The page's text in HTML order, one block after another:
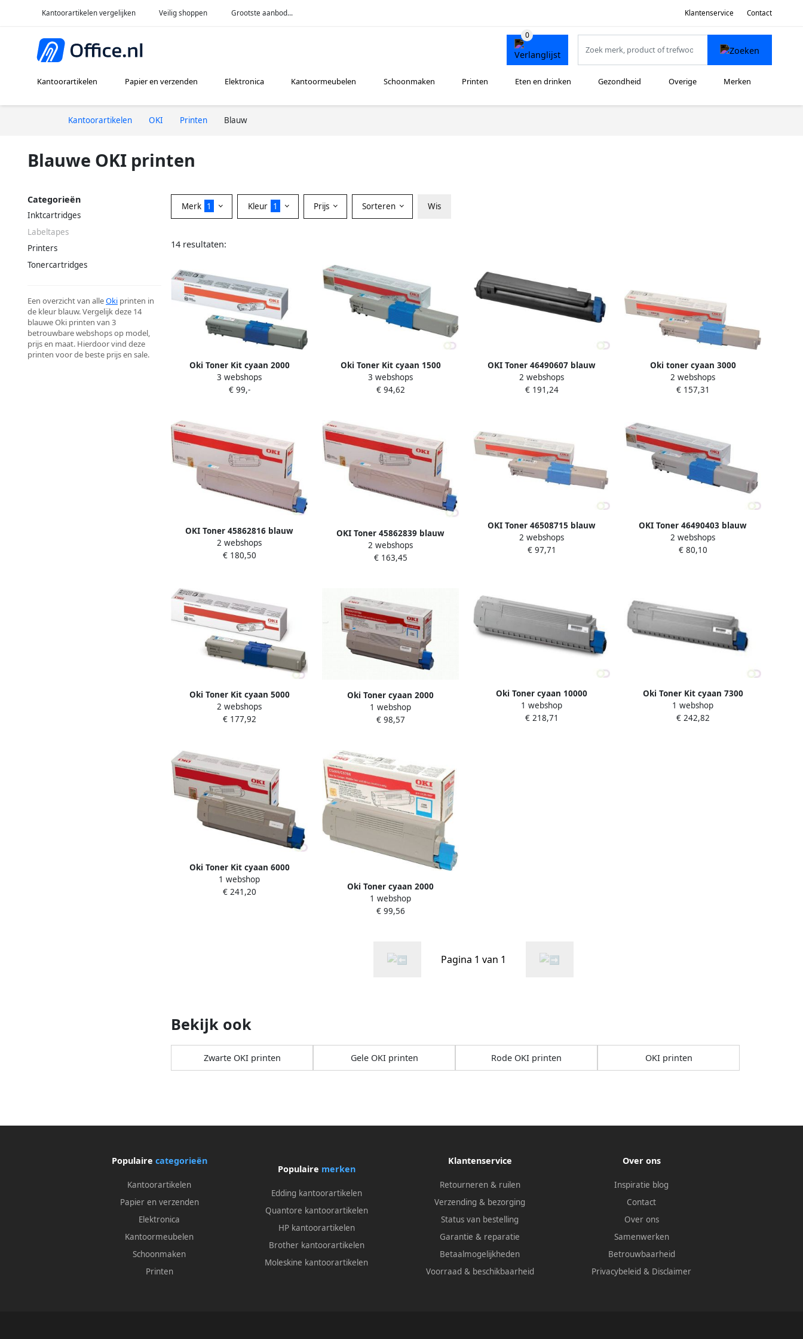
Kantoorartikelen vergelijken Veilig shoppen Grootste aanbod... Klantenservice Contact
Kantoorartikelen Papier en verzenden Elektronica Kantoormeubelen Schoonmaken Printen Eten en drinken Gezondheid Overige Merken
Kantoorartikelen OKI Printen Blauw
Blauwe OKI printen
Categorieën
Inktcartridges
Labeltapes
Printers
Tonercartridges
Een overzicht van alleOki printen in
de kleur blauw. Vergelijk deze 14
blauwe Oki printen van 3
betrouwbare webshops op model,
prijs en maat. Hierdoor vind deze
printen voor de beste prijs en sale.
Merk 1 Kleur 1 Prijs Sorteren Wis
14 resultaten:
Oki Toner Kit cyaan 2000
pagina&apos;s 44469706
3 webshops
€ 99,-
Oki Toner Kit cyaan 1500
pagina&apos;s 44973535
3 webshops
€ 94,62
OKI Toner 46490607 blauw
2 webshops
€ 191,24
Oki toner cyaan 3000
pagina&apos;s OEM: 46508711
2 webshops
€ 157,31
OKI Toner 45862816 blauw
2 webshops
€ 180,50
OKI Toner 45862839 blauw
2 webshops
€ 163,45
OKI Toner 46508715 blauw
2 webshops
€ 97,71
OKI Toner 46490403 blauw
2 webshops
€ 80,10
Oki Toner Kit cyaan 5000
pagina&apos s 44469724
2 webshops
€ 177,92
Oki Toner cyaan 2000
pagina&apos;s 43872307
1 webshop
€ 98,57
Oki Toner cyaan 10000
pagina&apos s 44059211
1 webshop
€ 218,71
Oki Toner Kit cyaan 7300
pagina&apos s 44844615
1 webshop
€ 242,82
Oki Toner Kit cyaan 6000
pagina&apos s 44315307
1 webshop
€ 241,20
Oki Toner cyaan 2000
pagina&apos;s 43381907
1 webshop
€ 99,56
Pagina 1 van 1
Bekijk ook
Zwarte OKI printen Gele OKI printen Rode OKI printen OKI printen
Populaire categorieën
Kantoorartikelen
Papier en verzenden
Elektronica
Kantoormeubelen
Schoonmaken
Printen
Populaire merken
Edding kantoorartikelen
Quantore kantoorartikelen
HP kantoorartikelen
Brother kantoorartikelen
Moleskine kantoorartikelen
Klantenservice
Retourneren & ruilen
Verzending & bezorging
Status van bestelling
Garantie & reparatie
Betaalmogelijkheden
Voorraad & beschikbaarheid
Over ons
Inspiratie blog
Contact
Over ons
Samenwerken
Betrouwbaarheid
Privacybeleid & Disclaimer